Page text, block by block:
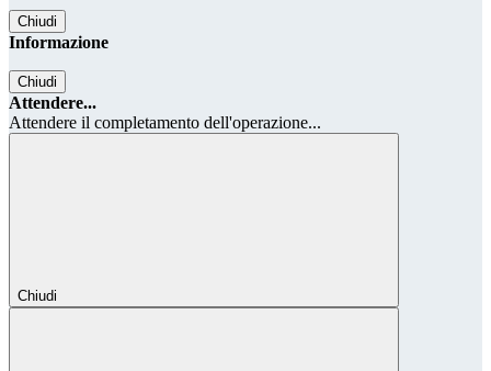
Chiudi
Informazione
Chiudi
Attendere...
Attendere il completamento dell'operazione...
Chiudi